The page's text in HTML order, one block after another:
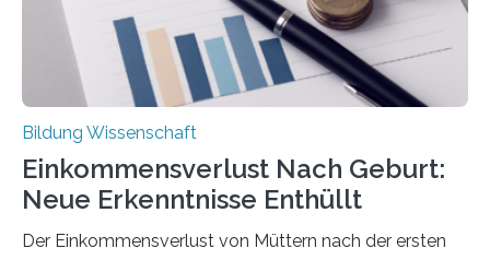
Bildung Wissenschaft
Einkommensverlust Nach Geburt:
Neue Erkenntnisse Enthüllt
Der Einkommensverlust von Müttern nach der ersten